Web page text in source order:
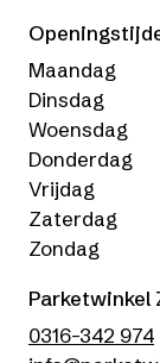
Maandag
Dinsdag
Woensdag
Donderdag
Vrijdag
Zaterdag
Zondag
Parketwinkel
0316-342 974